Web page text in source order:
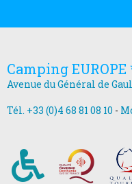
Camping
Avenue du Général de
Tél. +33 (0)4 68 81 08 10 -